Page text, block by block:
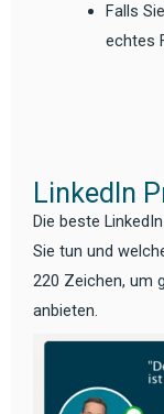
Falls
echtes
LinkedIn
Die beste
Sie tun und
220 Zeichen, um
anbieten.